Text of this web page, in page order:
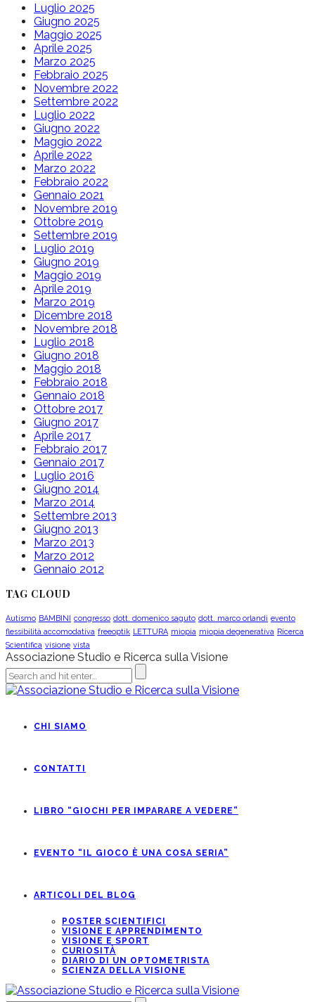
Luglio 2025
Giugno 2025
Maggio 2025
Aprile 2025
Marzo 2025
Febbraio 2025
Novembre 2022
Settembre 2022
Luglio 2022
Giugno 2022
Maggio 2022
Aprile 2022
Marzo 2022
Febbraio 2022
Gennaio 2021
Novembre 2019
Ottobre 2019
Settembre 2019
Luglio 2019
Giugno 2019
Maggio 2019
Aprile 2019
Marzo 2019
Dicembre 2018
Novembre 2018
Luglio 2018
Giugno 2018
Maggio 2018
Febbraio 2018
Gennaio 2018
Ottobre 2017
Giugno 2017
Aprile 2017
Febbraio 2017
Gennaio 2017
Luglio 2016
Giugno 2014
Marzo 2014
Settembre 2013
Giugno 2013
Marzo 2013
Marzo 2012
Gennaio 2012
TAG CLOUD
Autismo BAMBINI congresso dott. domenico saguto dott. marco orlandi evento
flessibilità accomodativa freeoptik LETTURA miopia miopia degenerativa Ricerca
Scientifica visione vista
Associazione Studio e Ricerca sulla Visione
CHI SIAMO
CONTATTI
LIBRO “GIOCHI PER IMPARARE A VEDERE”
EVENTO “IL GIOCO È UNA COSA SERIA”
ARTICOLI DEL BLOG
POSTER SCIENTIFICI
VISIONE E APPRENDIMENTO
VISIONE E SPORT
CURIOSITÀ
DIARIO DI UN OPTOMETRISTA
SCIENZA DELLA VISIONE